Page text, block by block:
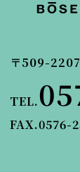
〒509-2207
TEL.
FAX.0576-